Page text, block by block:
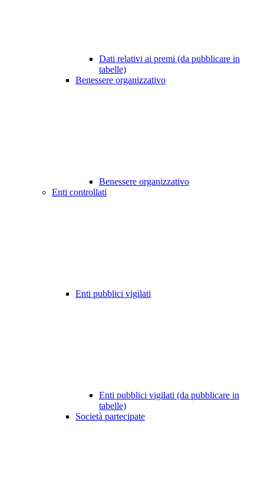
Dati relativi ai premi (da pubblicare in
tabelle)
Benessere organizzativo
Benessere organizzativo
Enti controllati
Enti pubblici vigilati
Enti pubblici vigilati (da pubblicare in
tabelle)
Società partecipate